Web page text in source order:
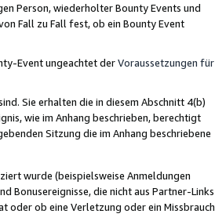
Person, wiederholter Bounty Events und
Fall zu Fall fest, ob ein Bounty Event
Event ungeachtet derVoraussetzungen für
Sie erhalten die in diesem Abschnitt 4(b)
wie im Anhang beschrieben, berechtigt
Sitzung die im Anhang beschriebene
wurde (beispielsweise Anmeldungen
Bonusereignisse, die nicht aus Partner-Links
oder ob eine Verletzung oder ein Missbrauch